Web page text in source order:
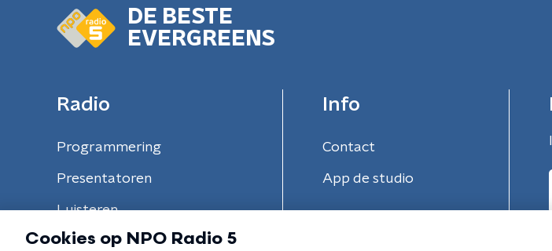
DE BESTE
EVERGREENS
Radio
Programmering
Presentatoren
Luisteren
Info
Contact
App de studio